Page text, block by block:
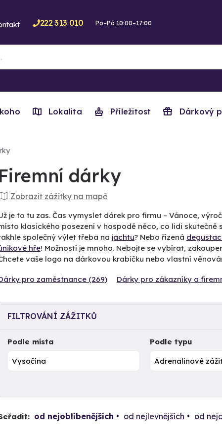
222 313 010 Po–Pá 10:00–17:00
Lokalita Příležitost Dárkový
Firemní dárky
Zobrazit zážitky na mapě
je to tu zas. Čas vymyslet dárek pro firmu – Vánoce,
klasického posezení v hospodě něco, co lidi
společný výlet třeba na jachtu? Nebo řízená
hře! Možností je mnoho. Nebojte se vybírat,
vaše logo na dárkovou krabičku nebo vlastní
pro zaměstnance (269) Dárky pro zákazníky a
FILTROVÁNÍ ZÁŽITKŮ
Podle místa Podle typu
od nejoblíbenějších od nejlevnějších od